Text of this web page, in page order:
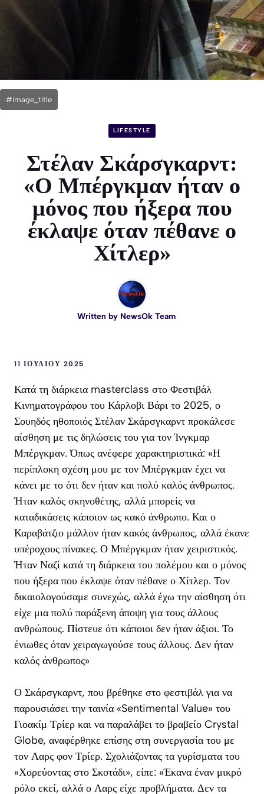
#image_title
LIFESTYLE
Στέλαν Σκάρσγκαρντ:
«Ο Μπέργκμαν ήταν ο
μόνος που ήξερα που
έκλαψε όταν πέθανε ο
Χίτλερ»
Written by NewsOk Team
11 ΙΟΥΛΊΟΥ 2025
Κατά τη διάρκεια masterclass στο Φεστιβάλ
Κινηματογράφου του Κάρλοβι Βάρι το 2025, ο
Σουηδός ηθοποιός Στέλαν Σκάρσγκαρντ προκάλεσε
αίσθηση με τις δηλώσεις του για τον Ίνγκμαρ
Μπέργκμαν. Όπως ανέφερε χαρακτηριστικά: «Η
περίπλοκη σχέση μου με τον Μπέργκμαν έχει να
κάνει με το ότι δεν ήταν και πολύ καλός άνθρωπος.
Ήταν καλός σκηνοθέτης, αλλά μπορείς να
καταδικάσεις κάποιον ως κακό άνθρωπο. Και ο
Καραβάτζιο μάλλον ήταν κακός άνθρωπος, αλλά έκανε
υπέροχους πίνακες. Ο Μπέργκμαν ήταν χειριστικός.
Ήταν Ναζί κατά τη διάρκεια του πολέμου και ο μόνος
που ήξερα που έκλαψε όταν πέθανε ο Χίτλερ. Τον
δικαιολογούσαμε συνεχώς, αλλά έχω την αίσθηση ότι
είχε μια πολύ παράξενη άποψη για τους άλλους
ανθρώπους. Πίστευε ότι κάποιοι δεν ήταν άξιοι. Το
ένιωθες όταν χειραγωγούσε τους άλλους. Δεν ήταν
καλός άνθρωπος»
Ο Σκάρσγκαρντ, που βρέθηκε στο φεστιβάλ για να
παρουσιάσει την ταινία «Sentimental Value» του
Γιοακίμ Τρίερ και να παραλάβει το βραβείο Crystal
Globe, αναφέρθηκε επίσης στη συνεργασία του με
τον Λαρς φον Τρίερ. Σχολιάζοντας τα γυρίσματα του
«Χορεύοντας στο Σκοτάδι», είπε: «Έκανα έναν μικρό
ρόλο εκεί, αλλά ο Λαρς είχε προβλήματα. Δεν τα